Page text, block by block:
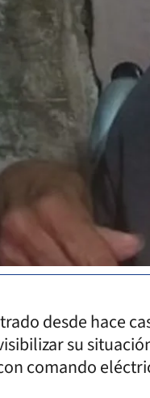
desde hace
su
comando